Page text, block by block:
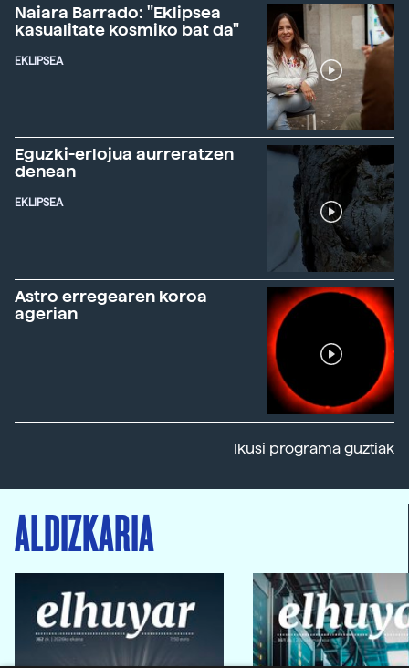
Naiara Barrado: "Eklipsea
kasualitate kosmiko bat da"
EKLIPSEA
Eguzki-erlojua aurreratzen
denean
EKLIPSEA
Astro erregearen koroa
agerian
Ikusi programa guztiak
ALDIZKARIA